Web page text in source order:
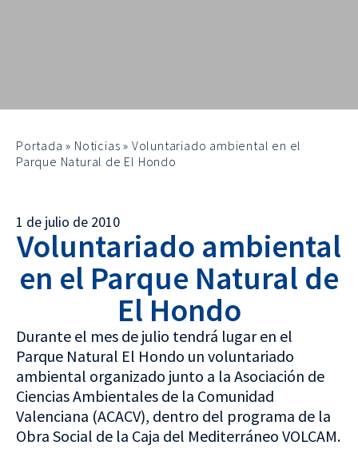
Portada » Noticias » Voluntariado ambiental en el
Parque Natural de El Hondo
1 de julio de 2010
Voluntariado ambiental
en el Parque Natural de
El Hondo
Durante el mes de julio tendrá lugar en el
Parque Natural El Hondo un voluntariado
ambiental organizado junto a la Asociación de
Ciencias Ambientales de la Comunidad
Valenciana (ACACV), dentro del programa de la
Obra Social de la Caja del Mediterráneo VOLCAM.